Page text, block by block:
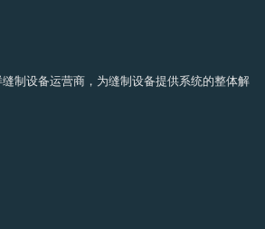
制设备运营商，为缝制设备提供系统的整体解